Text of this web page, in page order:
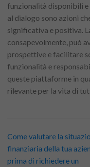
funzionalità disponibili
al dialogo sono azioni
significativa e positiva.
consapevolmente, può
prospettive e facilitare
funzionalità e
queste piattaforme in
rilevante per la vita di
Come valutare la
finanziaria della tua
prima di richiedere un